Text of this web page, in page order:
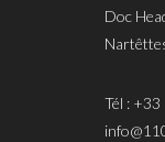
Doc
Tél :